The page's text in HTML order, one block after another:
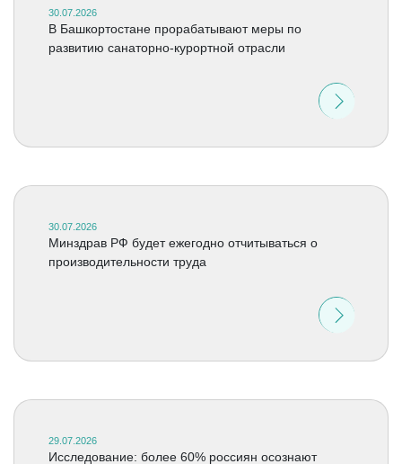
30.07.2026
В Башкортостане прорабатывают меры по
развитию санаторно-курортной отрасли
30.07.2026
Минздрав РФ будет ежегодно отчитываться о
производительности труда
29.07.2026
Исследование: более 60% россиян осознают